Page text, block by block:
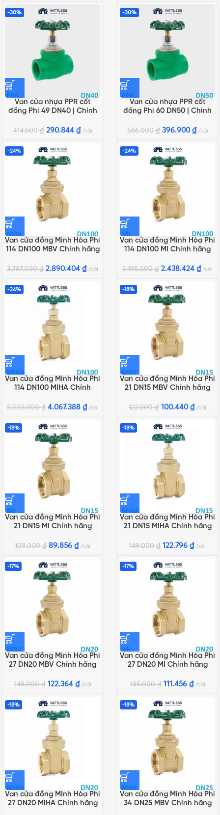
-30%
Van cửa nhựa PPR cốt
đồng Phi 49 DN40 | Chính
414.600₫ 290.844 ₫ cái
-30%
Van cửa nhựa PPR cốt
đồng Phi 60 DN50 | Chính
566.000₫ 396.900 ₫ cái
-24%
Van cửa đồng Minh Hòa Phi
114 DN100 MBV Chính hãng
3.787.000₫ 2.890.404 ₫ cái
-24%
Van cửa đồng Minh Hòa Phi
114 DN100 MI Chính hãng
3.195.000₫ 2.438.424 ₫ cái
-24%
Van cửa đồng Minh Hòa Phi
114 DN100 MIHA Chính
5.330.000₫ 4.067.388 ₫ cái
-18%
Van cửa đồng Minh Hòa Phi
21 DN15 MBV Chính hãng
122.000₫ 100.440 ₫ cái
-18%
Van cửa đồng Minh Hòa Phi
21 DN15 MI Chính hãng
109.000₫ 89.856 ₫ cái
-18%
Van cửa đồng Minh Hòa Phi
21 DN15 MIHA Chính hãng
149.000₫ 122.796 ₫ cái
-17%
Van cửa đồng Minh Hòa Phi
27 DN20 MBV Chính hãng
148.000₫ 122.364 ₫ cái
-17%
Van cửa đồng Minh Hòa Phi
27 DN20 MI Chính hãng
135.000₫ 111.456 ₫ cái
-18%
Van cửa đồng Minh Hòa Phi
27 DN20 MIHA Chính hãng
-18%
Van cửa đồng Minh Hòa Phi
34 DN25 MBV Chính hãng